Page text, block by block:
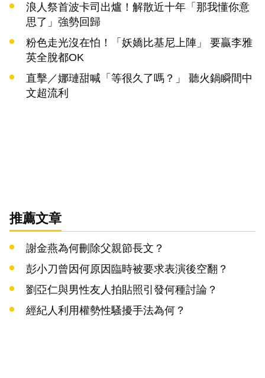
浪人祭首波卡司出爐！解散近十年「那我懂你意
思了」強勢回歸
粉色走光沒在怕！「妖嬌比基尼上陣」 要贏李雅
英全脫都OK
直擊／娜璉甜喊「等很久了嗎？」 聽火鍋瞬間中
文超流利
推薦文章
謝金燕為何刪除父親節長文？
彭小刀曾因何原因臨時被要求表演後空翻？
劉亞仁與男性友人拍貼照引發何種討論？
經紀人利用權勢性騷擾手法為何？